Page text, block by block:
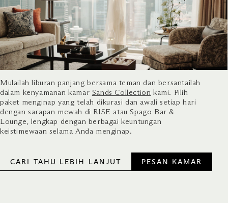
Mulailah liburan panjang bersama teman dan bersantailah
dalam kenyamanan kamar Sands Collection kami. Pilih
paket menginap yang telah dikurasi dan awali setiap hari
dengan sarapan mewah di RISE atau Spago Bar &
Lounge, lengkap dengan berbagai keuntungan
keistimewaan selama Anda menginap.
CARI TAHU LEBIH LANJUT PESAN KAMAR